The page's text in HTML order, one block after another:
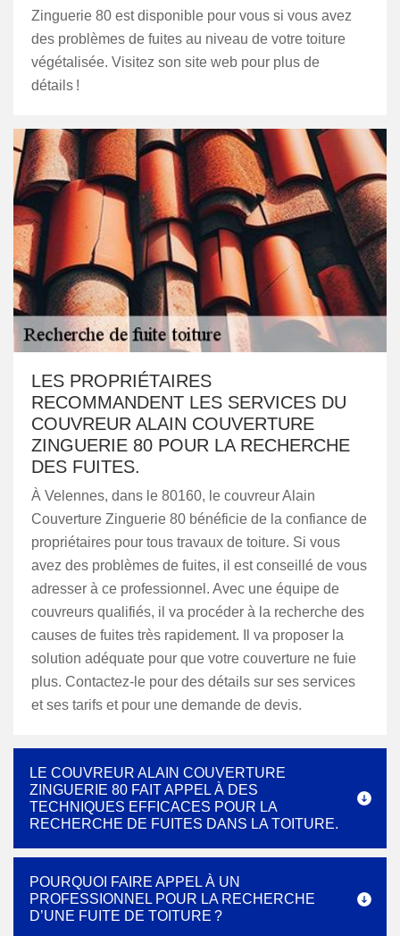
Zinguerie 80 est disponible pour vous si vous avez
des problèmes de fuites au niveau de votre toiture
végétalisée. Visitez son site web pour plus de
détails !
LES PROPRIÉTAIRES
RECOMMANDENT LES SERVICES DU
COUVREUR ALAIN COUVERTURE
ZINGUERIE 80 POUR LA RECHERCHE
DES FUITES.
À Velennes, dans le 80160, le couvreur Alain
Couverture Zinguerie 80 bénéficie de la confiance de
propriétaires pour tous travaux de toiture. Si vous
avez des problèmes de fuites, il est conseillé de vous
adresser à ce professionnel. Avec une équipe de
couvreurs qualifiés, il va procéder à la recherche des
causes de fuites très rapidement. Il va proposer la
solution adéquate pour que votre couverture ne fuie
plus. Contactez-le pour des détails sur ses services
et ses tarifs et pour une demande de devis.
LE COUVREUR ALAIN COUVERTURE
ZINGUERIE 80 FAIT APPEL À DES
TECHNIQUES EFFICACES POUR LA
RECHERCHE DE FUITES DANS LA TOITURE.
POURQUOI FAIRE APPEL À UN
PROFESSIONNEL POUR LA RECHERCHE
D’UNE FUITE DE TOITURE ?